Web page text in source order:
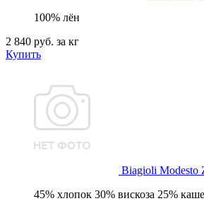
100% лён
2 840 руб. за кг
Купить
Biagioli Modesto
45% хлопок 30% вискоза 25%